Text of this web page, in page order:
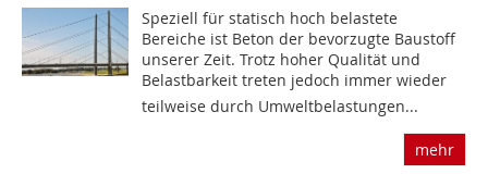
Speziell für statisch hoch belastete
Bereiche ist Beton der bevorzugte Baustoff
unserer Zeit. Trotz hoher Qualität und
Belastbarkeit treten jedoch immer wieder 
teilweise durch Umweltbelastungen...
mehr